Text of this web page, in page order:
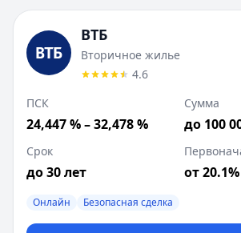
ВТБ
Вторичное жилье
4.6
ПСК
24,447 % – 32,478 %
Сумма
до 100
Срок
до 30 лет от 20.1%
Онлайн Безопасная сделка